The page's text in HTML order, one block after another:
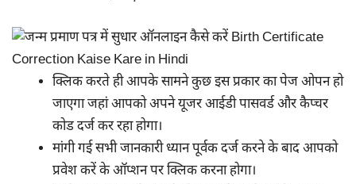
क्लिक करते ही आपके सामने कुछ इस प्रकार का पेज ओपन हो
जाएगा जहां आपको अपने यूजर आईडी पासवर्ड और कैप्चर
कोड दर्ज कर रहा होगा।
मांगी गई सभी जानकारी ध्यान पूर्वक दर्ज करने के बाद आपको
प्रवेश करें के ऑप्शन पर क्लिक करना होगा।